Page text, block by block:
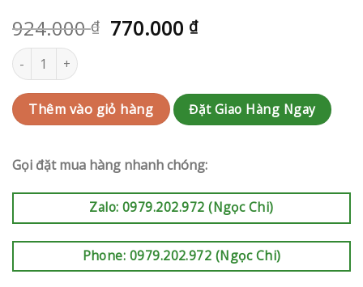
924.000₫ 770.000 ₫
Giỏi hoa Quận 3 | QC-RAK-AK672 số lượng
Thêm vào giỏ hàng Đặt Giao Hàng Ngay
Gọi đặt mua hàng nhanh chóng:
Zalo: 0979.202.972 (Ngọc Chi)
Phone: 0979.202.972 (Ngọc Chi)